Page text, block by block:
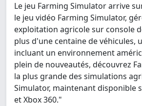
Le jeu Farming Simulator arrive
le jeu vidéo Farming Simulator,
exploitation agricole sur console
plus d'une centaine de véhicules,
incluant un environnement
plein de nouveautés, découvrez
la plus grande des simulations
Simulator, maintenant disponible
et Xbox 360."